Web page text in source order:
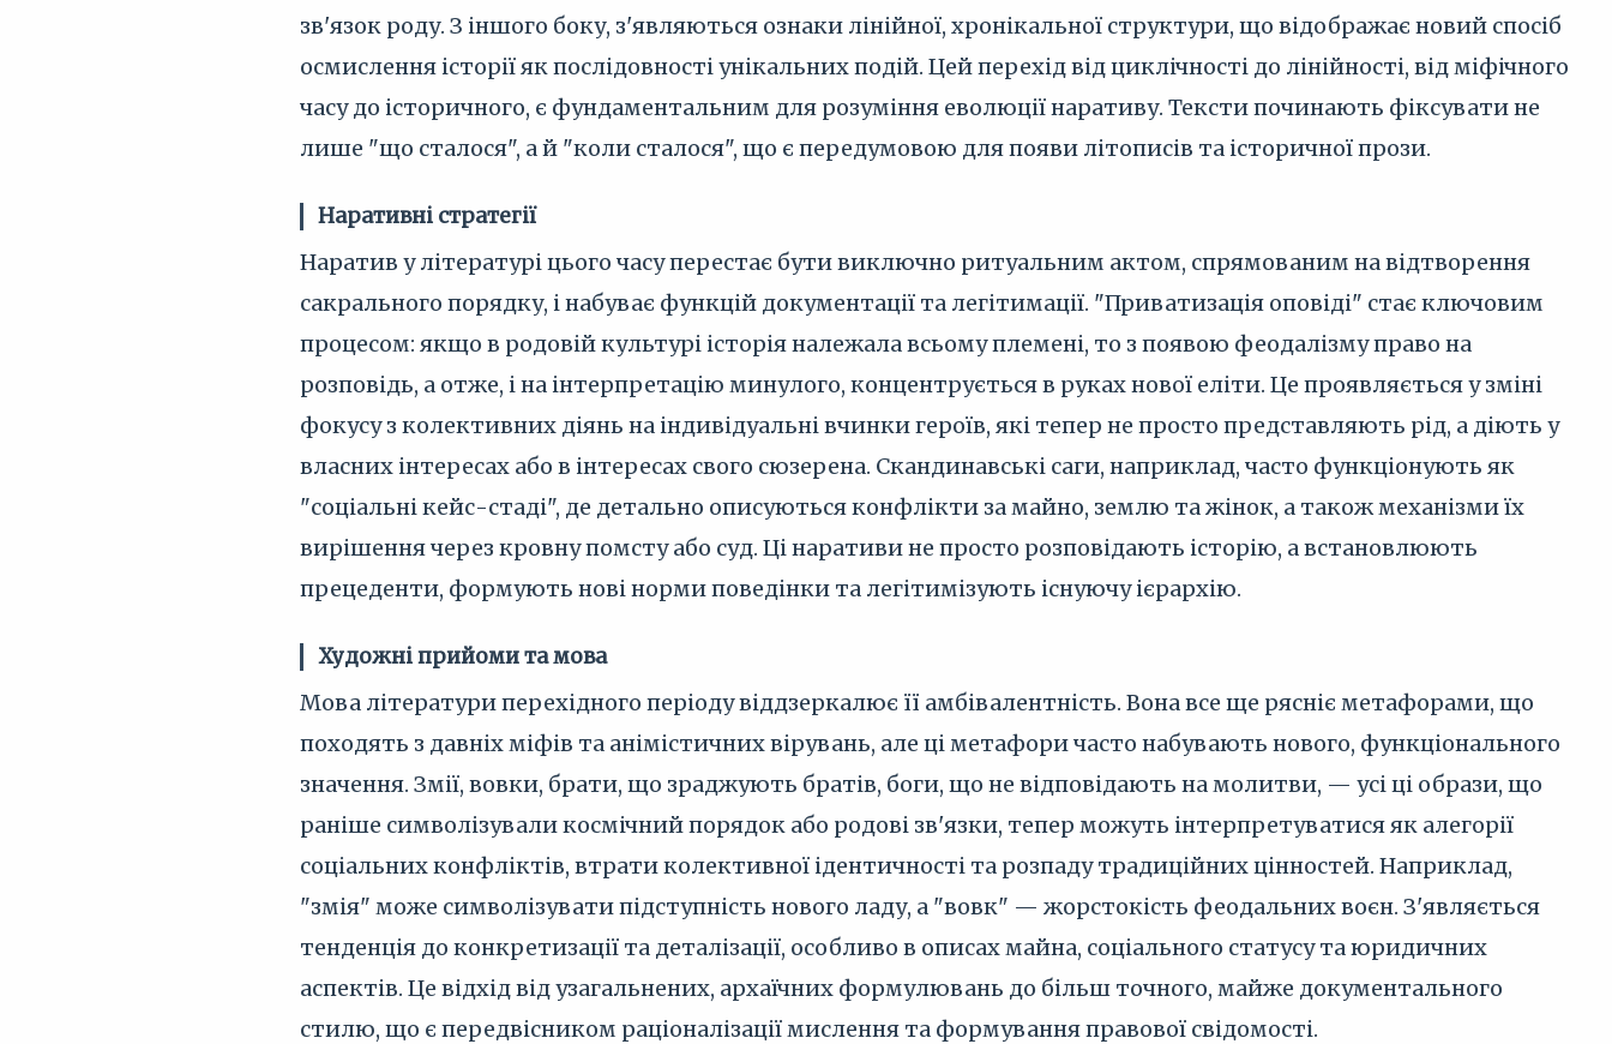
зв'язок роду. З іншого боку, з'являються ознаки лінійної, хронікальної структури, що відображає новий спосіб
осмислення історії як послідовності унікальних подій. Цей перехід від циклічності до лінійності, від міфічного
часу до історичного, є фундаментальним для розуміння еволюції наративу. Тексти починають фіксувати не
лише "що сталося", а й "коли сталося", що є передумовою для появи літописів та історичної прози.
Наративні стратегії
Наратив у літературі цього часу перестає бути виключно ритуальним актом, спрямованим на відтворення
сакрального порядку, і набуває функцій документації та легітимації. "Приватизація оповіді" стає ключовим
процесом: якщо в родовій культурі історія належала всьому племені, то з появою феодалізму право на
розповідь, а отже, і на інтерпретацію минулого, концентрується в руках нової еліти. Це проявляється у зміні
фокусу з колективних діянь на індивідуальні вчинки героїв, які тепер не просто представляють рід, а діють у
власних інтересах або в інтересах свого сюзерена. Скандинавські саги, наприклад, часто функціонують як
"соціальні кейс-стаді", де детально описуються конфлікти за майно, землю та жінок, а також механізми їх
вирішення через кровну помсту або суд. Ці наративи не просто розповідають історію, а встановлюють
прецеденти, формують нові норми поведінки та легітимізують існуючу ієрархію.
Художні прийоми та мова
Мова літератури перехідного періоду віддзеркалює її амбівалентність. Вона все ще рясніє метафорами, що
походять з давніх міфів та анімістичних вірувань, але ці метафори часто набувають нового, функціонального
значення. Змії, вовки, брати, що зраджують братів, боги, що не відповідають на молитви, — усі ці образи, що
раніше символізували космічний порядок або родові зв'язки, тепер можуть інтерпретуватися як алегорії
соціальних конфліктів, втрати колективної ідентичності та розпаду традиційних цінностей. Наприклад,
"змія" може символізувати підступність нового ладу, а "вовк" — жорстокість феодальних воєн. З'являється
тенденція до конкретизації та деталізації, особливо в описах майна, соціального статусу та юридичних
аспектів. Це відхід від узагальнених, архаїчних формулювань до більш точного, майже документального
стилю, що є передвісником раціоналізації мислення та формування правової свідомості.